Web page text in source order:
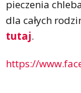
pieczenia
dla całych
tutaj.
https://